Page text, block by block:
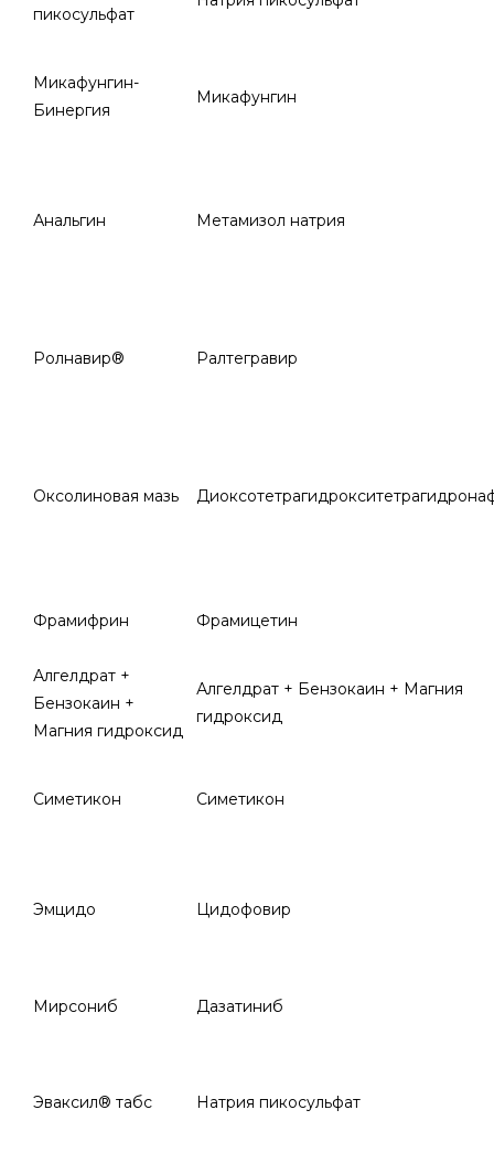
пикосульфат
Микафунгин-
Бинергия
Микафунгин
Анальгин Метамизол натрия
Ролнавир® Ралтегравир
Оксолиновая мазь
Фрамифрин Фрамицетин
Алгелдрат +
Бензокаин +
Магния гидроксид
Алгелдрат + Бензокаин + Магния
гидроксид
Симетикон Симетикон
Эмцидо Цидофовир
Мирсониб Дазатиниб
Эваксил® табс Натрия пикосульфат